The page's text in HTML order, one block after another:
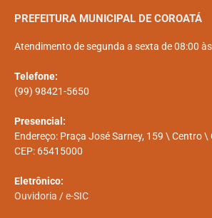
PREFEITURA MUNICIPAL DE COROATÁ
Atendimento de segunda a sexta de 08:00
Telefone:
(99) 98421-5650
Presencial:
Endereço: Praça José Sarney, 159 \ Centro \
CEP: 65415000
Eletrônico:
Ouvidoria /e-SIC